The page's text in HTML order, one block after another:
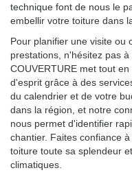
technique font de nous le
embellir votre toiture dans
Pour planifier une visite ou
prestations, n'hésitez pas
COUVERTURE met tout
d'esprit grâce à des
du calendrier et de votre
dans la région, et notre
nous permet d'identifier
chantier. Faites confiance
toiture toute sa splendeur
climatiques.